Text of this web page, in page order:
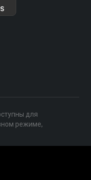
для
режиме,